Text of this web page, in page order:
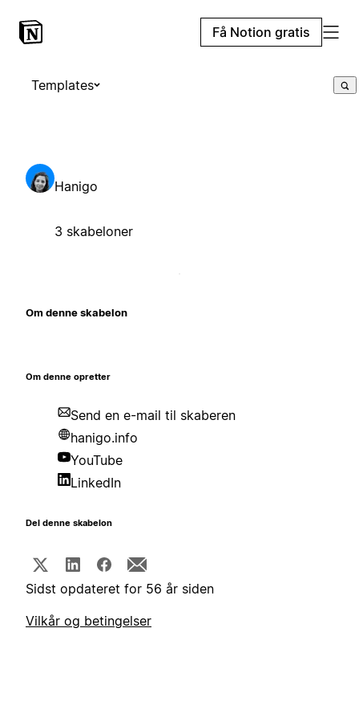
Få Notion gratis
Templates
Hanigo
3 skabeloner
Om denne skabelon
Om denne opretter
Send en e-mail til skaberen
hanigo.info
YouTube
LinkedIn
Del denne skabelon
Sidst opdateret for 56 år siden
Vilkår og betingelser